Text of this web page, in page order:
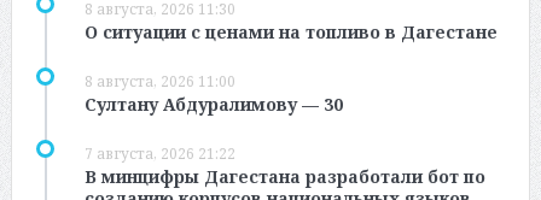
8 августа, 2026 11:30
О ситуации с ценами на топливо в Дагестане
8 августа, 2026 11:00
Султану Абдуралимову — 30
7 августа, 2026 21:22
В минцифры Дагестана разработали бот по